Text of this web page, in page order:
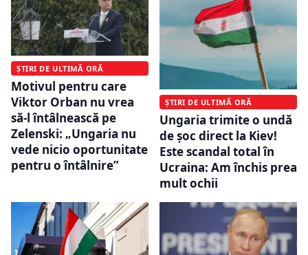
ȘTIRI DE ULTIMĂ ORĂ
Motivul pentru care
Viktor Orban nu vrea
să-l întâlnească pe
Zelenski: „Ungaria nu
vede nicio oportunitate
pentru o întâlnire”
ȘTIRI DE ULTIMĂ ORĂ
Ungaria trimite o undă
de șoc direct la Kiev!
Este scandal total în
Ucraina: Am închis prea
mult ochii